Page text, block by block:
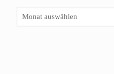
Archiv